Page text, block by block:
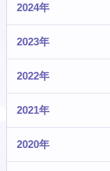
2024年
2023年
2022年
2021年
2020年